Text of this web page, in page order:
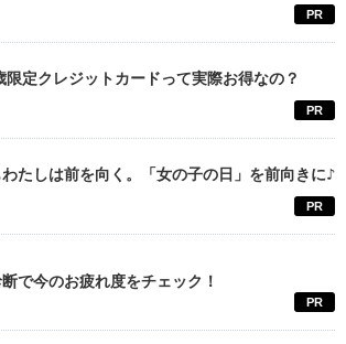
PR
限定クレジットカードって実際お得なの？
PR
たしは前を向く。「女の子の日」を前向きに♪
PR
で今のお疲れ度をチェック！
PR